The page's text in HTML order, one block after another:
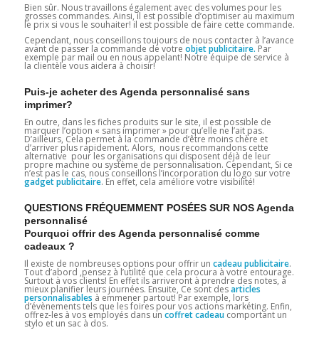
Bien sûr. Nous travaillons également avec des volumes pour les
grosses commandes. Ainsi, il est possible d’optimiser au maximum
le prix si vous le souhaiter! il est possible de faire cette commande.
Cependant, nous conseillons toujours de nous contacter à l’avance
avant de passer la commande de votre objet publicitaire. Par
exemple par mail ou en nous appelant! Notre équipe de service à
la clientèle vous aidera à choisir!
Puis-je acheter des Agenda personnalisé sans
imprimer?
En outre, dans les fiches produits sur le site, il est possible de
marquer l’option « sans imprimer » pour qu’elle ne l’ait pas.
D’ailleurs, Cela permet à la commande d’être moins chère et
d’arriver plus rapidement. Alors, nous recommandons cette
alternative pour les organisations qui disposent déjà de leur
propre machine ou système de personnalisation. Cependant, Si ce
n’est pas le cas, nous conseillons l’incorporation du logo sur votre
gadget publicitaire. En effet, cela améliore votre visibilité!
QUESTIONS FRÉQUEMMENT POSÉES SUR NOS Agenda
personnalisé
Pourquoi offrir des Agenda personnalisé comme
cadeaux ?
Il existe de nombreuses options pour offrir un cadeau publicitaire.
Tout d’abord ,pensez à l’utilité que cela procura à votre entourage.
Surtout à vos clients! En effet ils arriveront à prendre des notes, à
mieux planifier leurs journées. Ensuite, Ce sont desarticles
personnalisables à emmener partout! Par exemple, lors
d’évènements tels que les foires pour vos actions markéting. Enfin,
offrez-les à vos employés dans un coffret cadeau comportant un
stylo et un sac à dos.